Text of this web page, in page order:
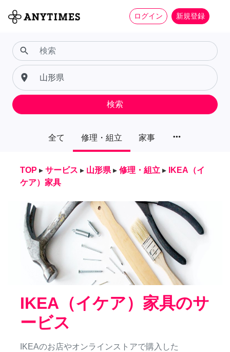
ログイン 新規登録
全て 修理・組立 家事 more_horiz
search
place
検索
TOP ▸ サービス ▸ 山形県 ▸ 修理・組立 ▸
IKEA（イ
ケア）家具
IKEA（イケア）家具のサ
ービス
IKEAのお店やオンラインストアで購入した